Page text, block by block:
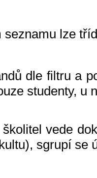
seznamu lze
dle filtru a
studenty, u
vede
sgrupí se